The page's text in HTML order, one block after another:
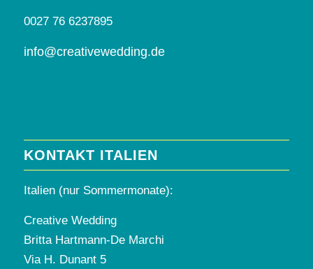
0027 76 6237895
info@creativewedding.de
KONTAKT ITALIEN
Italien (nur Sommermonate):
Creative Wedding
Britta Hartmann-De Marchi
Via H. Dunant 5